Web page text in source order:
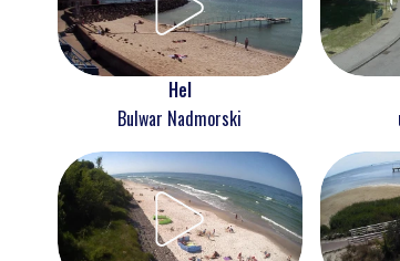
Hel
Bulwar Nadmorski